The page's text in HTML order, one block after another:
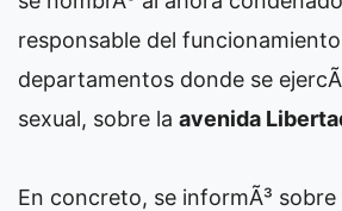
responsable del
departamentos donde se
sexual, sobre la avenida
En concreto, se informÃ³